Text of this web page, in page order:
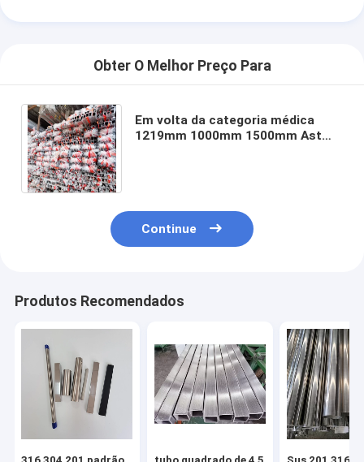
Obter O Melhor Preço Para
Em volta da categoria médica
1219mm 1000mm 1500mm Astm
Continue
Produtos Recomendados